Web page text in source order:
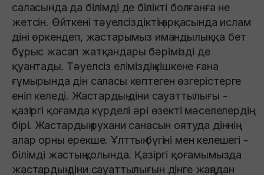
саласында да білімді де білікті болғанға не
жетсін. Өйткені тәуелсіздіктің арқасында ислам
діні өркендеп, жастарымыз имандылыққа бет
бұрыс жасап жатқандары бәрімізді де
қуантады. Тәуелсіз еліміздің кішкене ғана
ғұмырында дін саласы көптеген өзгерістерге
еніп келеді. Жастардың діни сауаттылығы -
қазіргі қоғамда күрделі әрі өзекті мәселелердің
бірі. Жастардың рухани санасын оятуда діннің
алар орны ерекше. Ұлттың бүгіні мен келешегі -
білімді жастың қолында. Қазіргі қоғамымызда
жастардың діни сауаттылығын дінге жаңадан